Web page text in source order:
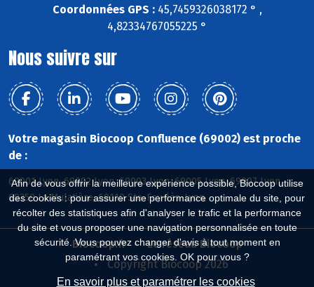
Afin de vous offrir la meilleure expérience possible, Biocoop utilise
des cookies : pour assurer une performance optimale du site, pour
récolter des statistiques afin d'analyser le trafic et la performance
du site et vous proposer une navigation personnalisée en toute
sécurité. Vous pouvez changer d'avis à tout moment en
paramétrant vos cookies. OK pour vous ?
En savoir plus et paramétrer les cookies
Coordonnées GPS :45,7459326038172 ° ,
4,82334767055225 °
Nous suivre sur
Votre magasin Biocoop Confluence (69002) est proche
de :
69001 Lyon, 69002 Lyon, 69003 Lyon, 69005 Lyon, 69007 Lyon,
69350 La Mulatière, 69110 Ste-Foy-lès-Lyon
Biocoop.fr
Le réseau Biocoop
Copyright Biocoop 2026